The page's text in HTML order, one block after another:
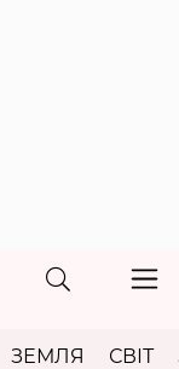
ЗЕМЛЯ СВІТ